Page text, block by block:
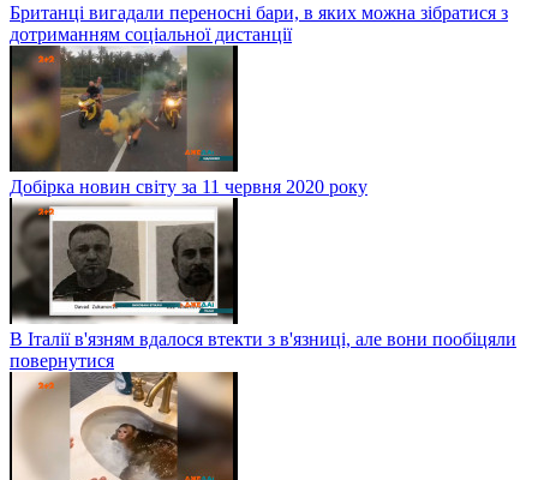
Британці вигадали переносні бари, в яких можна зібратися з
дотриманням соціальної дистанції
Добірка новин світу за 11 червня 2020 року
В Італії в'язням вдалося втекти з в'язниці, але вони пообіцяли
повернутися